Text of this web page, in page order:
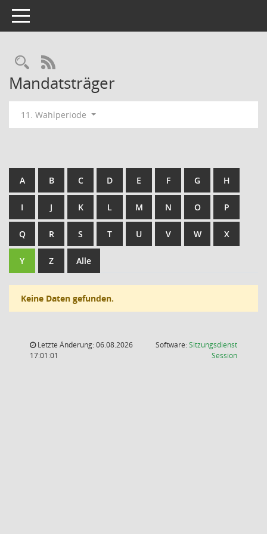
Toggle navigation
Rechercheauswahl
RSS-Feed
Mandatsträger
11. Wahlperiode
A B C D E F G H
I J K L M N O P
Q R S T U V W X
Y Z Alle
Keine Daten gefunden.
Letzte Änderung: 06.08.2026
17:01:01
Software:Sitzungsdienst
Session(Wird in